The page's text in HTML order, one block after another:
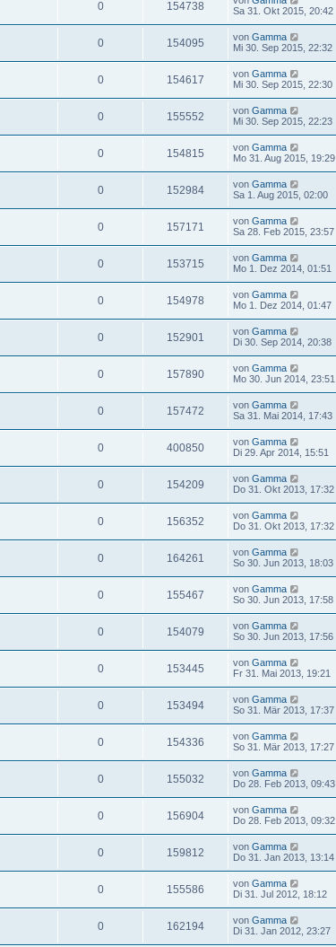
0 154738
Sa 31. Okt 2015, 20:42
0 154095 von Gamma
Mi 30. Sep 2015, 22:32
0 154617 von Gamma
Mi 30. Sep 2015, 22:30
0 155552 von Gamma
Mi 30. Sep 2015, 22:23
0 154815 von Gamma
Mo 31. Aug 2015, 19:29
0 152984 von Gamma
Sa 1. Aug 2015, 02:00
0 157171 von Gamma
Sa 28. Feb 2015, 23:57
0 153715 von Gamma
Mo 1. Dez 2014, 01:51
0 154978 von Gamma
Mo 1. Dez 2014, 01:47
0 152901 von Gamma
Di 30. Sep 2014, 20:38
0 157890 von Gamma
Mo 30. Jun 2014, 23:51
0 157472 von Gamma
Sa 31. Mai 2014, 17:43
0 400850 von Gamma
Di 29. Apr 2014, 15:51
0 154209 von Gamma
Do 31. Okt 2013, 17:32
0 156352 von Gamma
Do 31. Okt 2013, 17:32
0 164261 von Gamma
So 30. Jun 2013, 18:03
0 155467 von Gamma
So 30. Jun 2013, 17:58
0 154079 von Gamma
So 30. Jun 2013, 17:56
0 153445 von Gamma
Fr 31. Mai 2013, 19:21
0 153494 von Gamma
So 31. Mär 2013, 17:37
0 154336 von Gamma
So 31. Mär 2013, 17:27
0 155032 von Gamma
Do 28. Feb 2013, 09:43
0 156904 von Gamma
Do 28. Feb 2013, 09:32
0 159812 von Gamma
Do 31. Jan 2013, 13:14
0 155586 von Gamma
Di 31. Jul 2012, 18:12
0 162194 von Gamma
Di 31. Jan 2012, 23:27